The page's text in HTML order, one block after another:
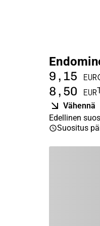
9,15 EUR
8,50 EUR
Vähennä
Edellinen
Suositus